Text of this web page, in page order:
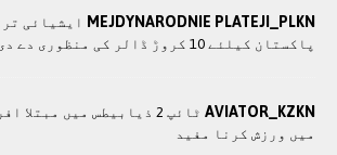
MEJDYNARODNIE PLATEJI_PLKN ایشیائی
پاکستان کیلئے 10 کروڑ ڈالر کی منظوری دے دی
AVIATOR_KZKN
ٹائپ 2 ذیابیطس میں
میں ورزش کرنا مفید